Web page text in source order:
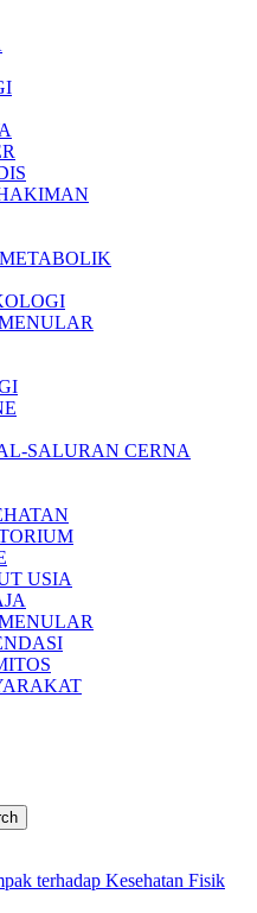
SALURAN CERNA
USIA
terhadap Kesehatan Fisik